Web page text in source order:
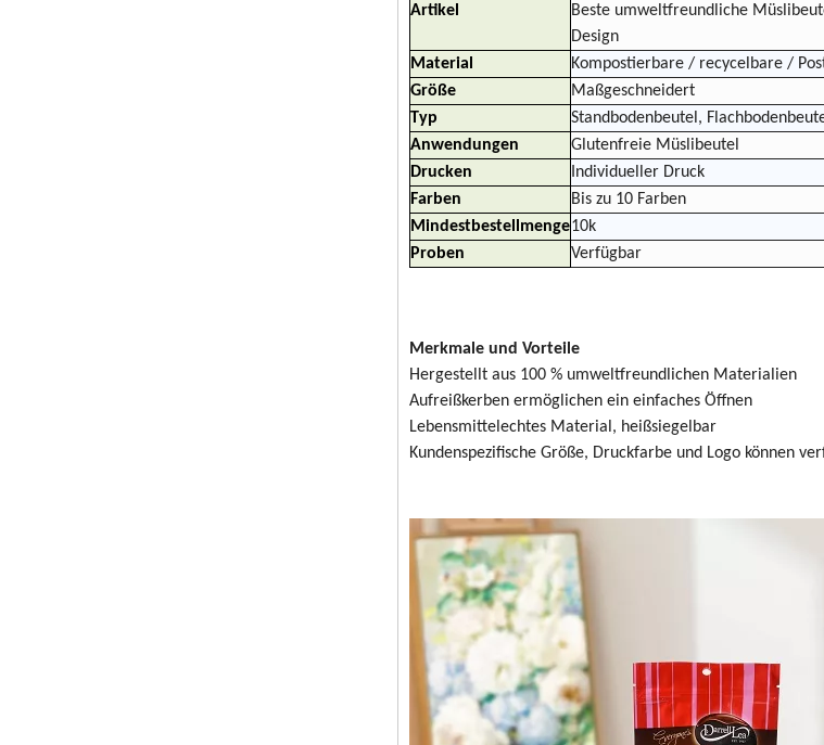
Artikel
Beste umweltfreundliche
Design
Material
Kompostierbare / recycelbare /
Größe
Maßgeschneidert
Typ
Standbodenbeutel,
Anwendungen
Glutenfreie Müslibeutel
Drucken
Individueller Druck
Farben
Bis zu 10 Farben
Mindestbestellmenge10k
Proben
Verfügbar
Merkmale und Vorteile
Hergestellt aus 100 % umweltfreundlichen Materialien
Aufreißkerben ermöglichen ein einfaches Öffnen
Lebensmittelechtes Material, heißsiegelbar
Kundenspezifische Größe, Druckfarbe und Logo können